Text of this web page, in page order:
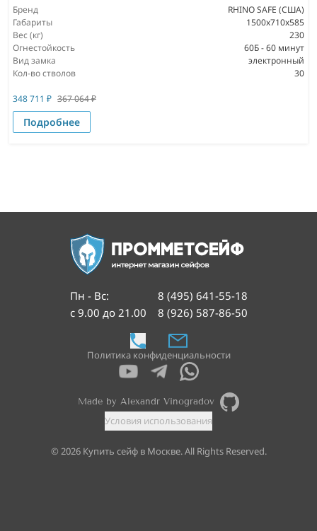
Бренд
RHINO SAFE (США)
Габариты
1500х710х585
Вес (кг)
230
Огнестойкость
60Б - 60 минут
Вид замка
электронный
Кол-во стволов
30
348 711 ₽ 367 064₽
Подробнее
Пн - Вс:
с 9.00 до 21.00
8 (495) 641-55-18
8 (926) 587-86-50
Политика конфиденциальности
Условия использования
© 2026Купить сейф в Москве. All Rights Reserved.
Made by Alexandr Vinogradov